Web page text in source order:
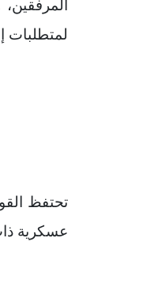
لمتطلبات
تحتفظ
عسكرية